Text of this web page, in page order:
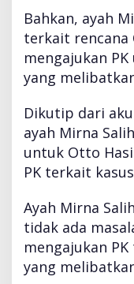
e
s
a
I
i
u
n
u
O
t
t
H
Bahkan, ayah
terkait rencana
mengajukan
yang
Dikutip dari
ayah Mirna
untuk Otto
PK terkait
Ayah Mirna
tidak ada
mengajukan
yang